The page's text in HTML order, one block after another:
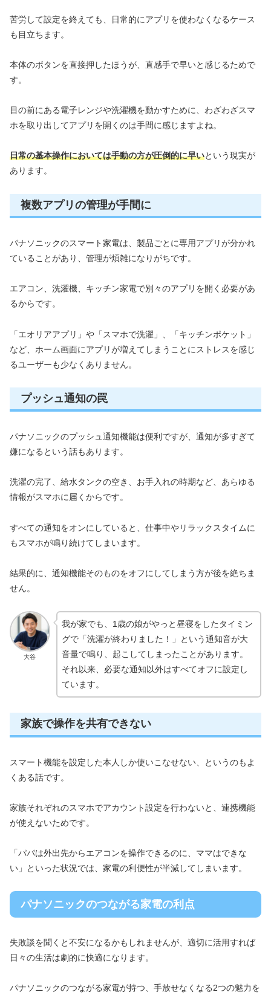
苦労して設定を終えても、日常的にアプリを使わなくなるケース
も目立ちます。
本体のボタンを直接押したほうが、直感手で早いと感じるためで
す。
目の前にある電子レンジや洗濯機を動かすために、わざわざスマ
ホを取り出してアプリを開くのは手間に感じますよね。
日常の基本操作においては手動の方が圧倒的に早いという現実が
あります。
複数アプリの管理が手間に
パナソニックのスマート家電は、製品ごとに専用アプリが分かれ
ていることがあり、管理が煩雑になりがちです。
エアコン、洗濯機、キッチン家電で別々のアプリを開く必要があ
るからです。
「エオリアアプリ」や「スマホで洗濯」、「キッチンポケット」
など、ホーム画面にアプリが増えてしまうことにストレスを感じ
るユーザーも少なくありません。
プッシュ通知の罠
パナソニックのプッシュ通知機能は便利ですが、通知が多すぎて
嫌になるという話もあります。
洗濯の完了、給水タンクの空き、お手入れの時期など、あらゆる
情報がスマホに届くからです。
すべての通知をオンにしていると、仕事中やリラックスタイムに
もスマホが鳴り続けてしまいます。
結果的に、通知機能そのものをオフにしてしまう方が後を絶ちま
せん。
大谷
我が家でも、1歳の娘がやっと昼寝をしたタイミン
グで「洗濯が終わりました！」という通知音が大
音量で鳴り、起こしてしまったことがあります。
それ以来、必要な通知以外はすべてオフに設定し
ています。
家族で操作を共有できない
スマート機能を設定した本人しか使いこなせない、というのもよ
くある話です。
家族それぞれのスマホでアカウント設定を行わないと、連携機能
が使えないためです。
「パパは外出先からエアコンを操作できるのに、ママはできな
い」といった状況では、家電の利便性が半減してしまいます。
パナソニックのつながる家電の利点
失敗談を聞くと不安になるかもしれませんが、適切に活用すれば
日々の生活は劇的に快適になります。
パナソニックのつながる家電が持つ、手放せなくなる2つの魅力を